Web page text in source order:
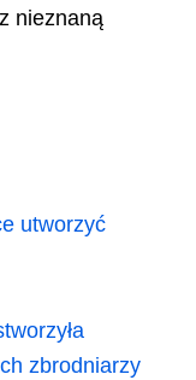
nieznaną
utworzyć
zbrodniarzy